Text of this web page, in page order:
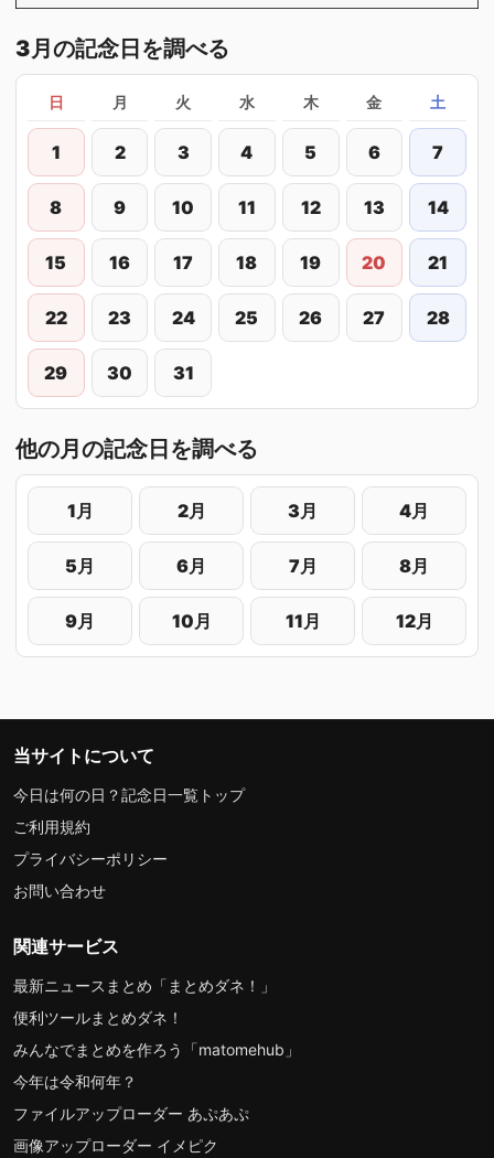
3月の記念日を調べる
日 月 火 水 木 金 土
1 2 3 4 5 6 7
8 9 10 11 12 13 14
15 16 17 18 19 20 21
22 23 24 25 26 27 28
29 30 31
他の月の記念日を調べる
1月 2月 3月 4月
5月 6月 7月 8月
9月 10月 11月 12月
当サイトについて
今日は何の日？記念日一覧トップ
ご利用規約
プライバシーポリシー
お問い合わせ
関連サービス
最新ニュースまとめ「まとめダネ！」
便利ツールまとめダネ！
みんなでまとめを作ろう「matomehub」
今年は令和何年？
ファイルアップローダー あぷあぷ
画像アップローダー イメピク